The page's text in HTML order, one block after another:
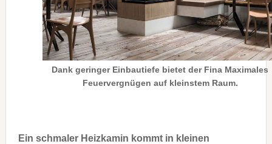
Dank geringer Einbautiefe bietet der Fina Maximales
Feuervergnügen auf kleinstem Raum.
Ein schmaler Heizkamin kommt in kleinen